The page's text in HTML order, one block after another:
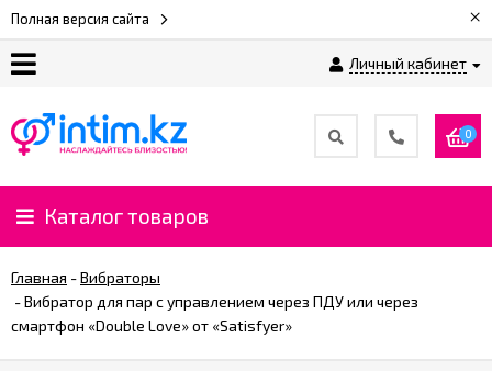
Полная версия сайта ×
Личный кабинет
нас
Доставка
и
⚡
Рассрочка
0
Каталог товаров
Главная -Вибраторы
-Вибратор для пар с управлением через ПДУ или через
смартфон «Double Love» от «Satisfyer»